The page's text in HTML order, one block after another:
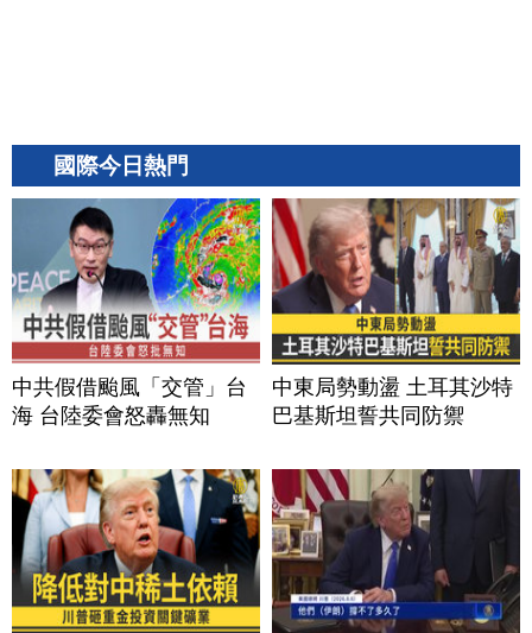
國際今日熱門
中共假借颱風「交管」台
海 台陸委會怒轟無知
中東局勢動盪 土耳其沙特
巴基斯坦誓共同防禦